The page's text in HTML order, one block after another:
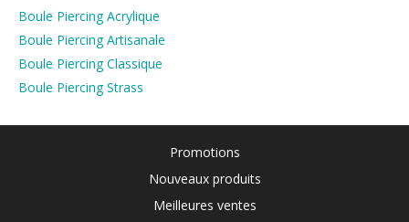
Boule Piercing Acrylique
Boule Piercing Artisanale
Boule Piercing Classique
Boule Piercing Strass
Promotions
Nouveaux produits
Meilleures ventes